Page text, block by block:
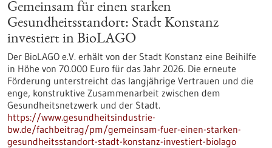
Gemeinsam für einen starken
Gesundheitsstandort: Stadt Konstanz
investiert in BioLAGO
Der BioLAGO e.V. erhält von der Stadt Konstanz eine Beihilfe
in Höhe von 70.000 Euro für das Jahr 2026. Die erneute
Förderung unterstreicht das langjährige Vertrauen und die
enge, konstruktive Zusammenarbeit zwischen dem
Gesundheitsnetzwerk und der Stadt.
https://www.gesundheitsindustrie-
bw.de/fachbeitrag/pm/gemeinsam-fuer-einen-starken-
gesundheitsstandort-stadt-konstanz-investiert-biolago